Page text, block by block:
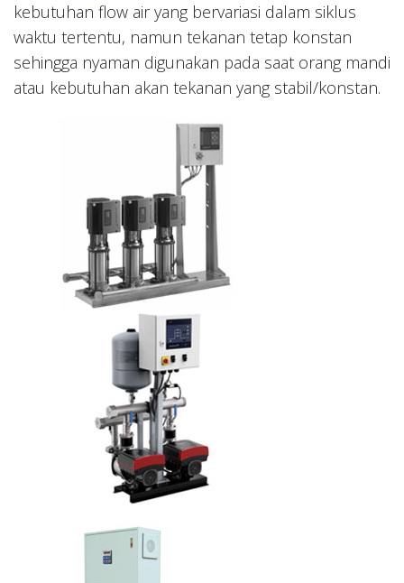
kebutuhan flow air yang bervariasi dalam siklus
waktu tertentu, namun tekanan tetap konstan
sehingga nyaman digunakan pada saat orang mandi
atau kebutuhan akan tekanan yang stabil/konstan.